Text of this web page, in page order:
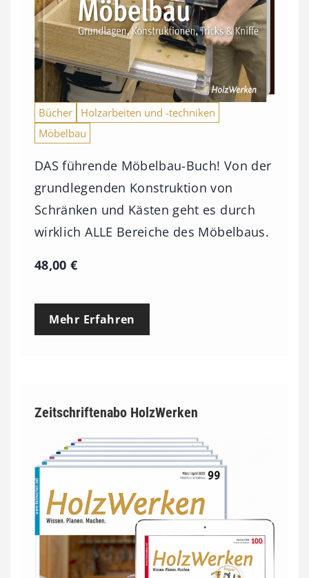
Bücher
Holzarbeiten und -techniken
Möbelbau
DAS führende Möbelbau-Buch! Von der
grundlegenden Konstruktion von
Schränken und Kästen geht es durch
wirklich ALLE Bereiche des Möbelbaus.
48,00€
Mehr Erfahren
Zeitschriftenabo HolzWerken